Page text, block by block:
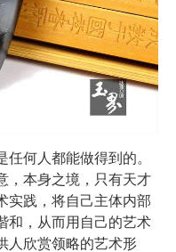
何人都能做得到的。
，本身之境，只有天才
实践，将自己主体内部
和，从而用自己的艺术
人欣赏领略的艺术形